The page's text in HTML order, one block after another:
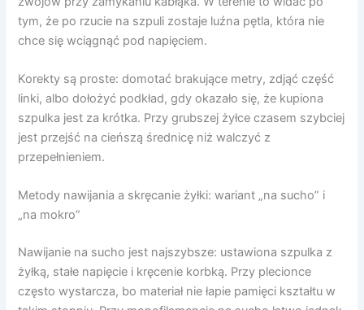
tym, że po rzucie na szpuli zostaje luźna pętla, która nie
chce się wciągnąć pod napięciem.
Korekty są proste: domotać brakujące metry, zdjąć część
linki, albo dołożyć podkład, gdy okazało się, że kupiona
szpulka jest za krótka. Przy grubszej żyłce czasem szybciej
jest przejść na cieńszą średnicę niż walczyć z
przepełnieniem.
Metody nawijania a skręcanie żyłki: wariant „na sucho” i
„na mokro”
Nawijanie na sucho jest najszybsze: ustawiona szpulka z
żyłką, stałe napięcie i kręcenie korbką. Przy plecionce
często wystarcza, bo materiał nie łapie pamięci kształtu w